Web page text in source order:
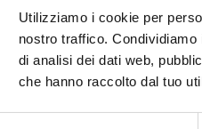
Utilizziamo i cookie per
nostro traffico.
di analisi dei dati web,
che hanno raccolto dal tuo
BANCARIA N. 3/